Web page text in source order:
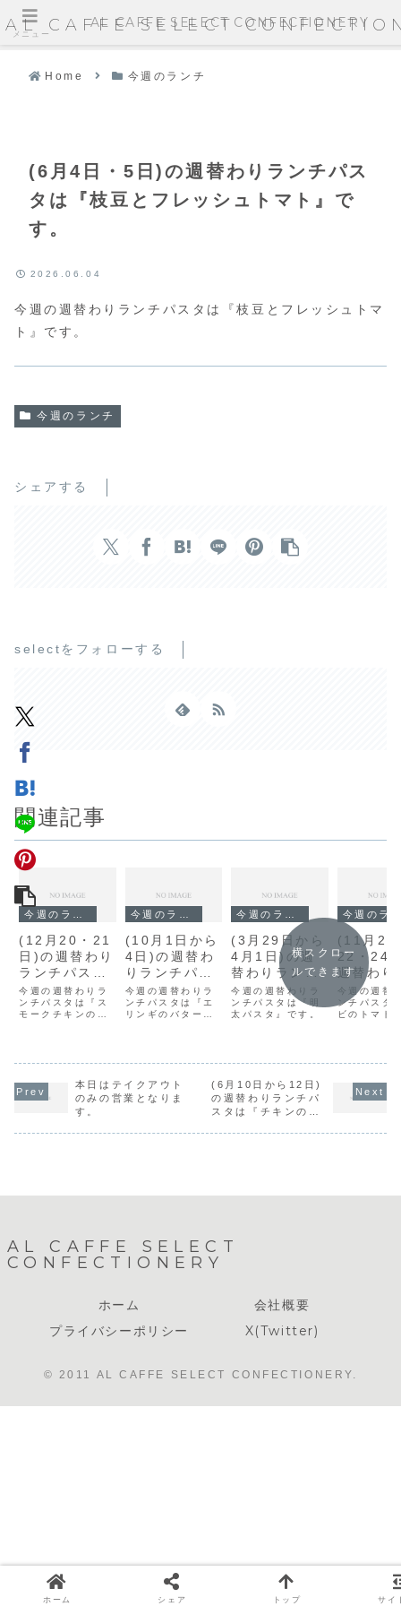
AL CAFFE SELECT
Home 今週のランチ
(6月4日・5日)の週替わりランチパス
タは『枝豆とフレッシュトマト』で
す。
2026.06.04
今週の週替わりランチパスタは『枝豆とフレッシュトマ
ト』です。
今週のランチ
シェアする
selectをフォローする
関連記事
(12月20・21
日)の週替わり
ランチパスタ
は『スモーク
チキンのペペ
ロンチーノ』
今週の週替わりラ
ンチパスタは『ス
モークチキンのペ
(10月1日から
4日)の週替わ
りランチパス
タは『エリン
ギのバター醤
油』です。
今週の週替わりラ
ンチパスタは『エ
リンギのバター醤
(3月29日から
4月1日)の週
替わりランチ
パスタは『明
太パスタ』で
す。
今週の週替わりラ
ンチパスタは『明
太パスタ』です。
(11月21
22・24
週替わり
チパスタ
『エビの
トクリー
今週の週替
ンチパスタ
ビのトマト
横スクロー
ルできます
本日はテイクアウト
のみの営業となりま
す。
(6月10日から12日)
の週替わりランチパ
スタは『チキンのク
AL CAFFE SELECT
CONFECTIONERY
ホーム
会社概要
プライバシーポリシー
X(Twitter)
© 2011 AL CAFFE SELECT CONFECTIONERY.
メニュー
AL CAFFE SELECT CONFECTIONERY
ホーム シェア トップ サイ